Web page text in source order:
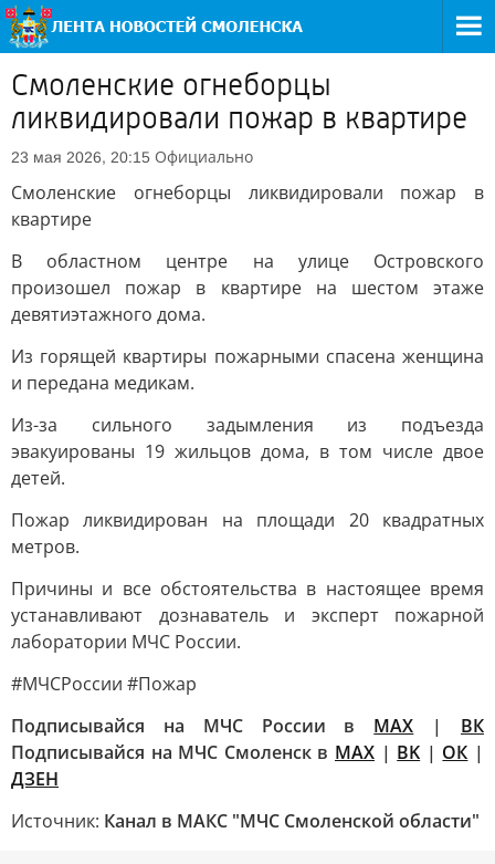
Смоленские огнеборцы
ликвидировали пожар в квартире
23 мая 2026, 20:15 Официально
Смоленские огнеборцы ликвидировали пожар в
квартире
В областном центре на улице Островского
произошел пожар в квартире на шестом этаже
девятиэтажного дома.
Из горящей квартиры пожарными спасена женщина
и передана медикам.
Из-за сильного задымления из подъезда
эвакуированы 19 жильцов дома, в том числе двое
детей.
Пожар ликвидирован на площади 20 квадратных
метров.
Причины и все обстоятельства в настоящее время
устанавливают дознаватель и эксперт пожарной
лаборатории МЧС России.
#МЧСРоссии #Пожар
Подписывайся на МЧС России в MAX | ВК
Подписывайся на МЧС Смоленск в MAX | BK | ОК |
ДЗЕН
Источник: Канал в МАКС "МЧС Смоленской области"